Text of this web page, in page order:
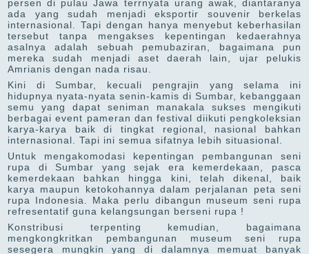
persen di pulau Jawa terrnyata urang awak, diantaranya
ada yang sudah menjadi eksportir souvenir berkelas
internasional. Tapi dengan hanya menyebut keberhasilan
tersebut tanpa mengakses kepentingan kedaerahnya
asalnya adalah sebuah pemubaziran, bagaimana pun
mereka sudah menjadi aset daerah lain, ujar pelukis
Amrianis dengan nada risau.
Kini di Sumbar, kecuali pengrajin yang selama ini
hidupnya nyata-nyata senin-kamis di Sumbar, kebanggaan
semu yang dapat seniman manakala sukses mengikuti
berbagai event pameran dan festival diikuti pengkoleksian
karya-karya baik di tingkat regional, nasional bahkan
internasional. Tapi ini semua sifatnya lebih situasional.
Untuk mengakomodasi kepentingan pembangunan seni
rupa di Sumbar yang sejak era kemerdekaan, pasca
kemerdekaan bahkan hingga kini, telah dikenal, baik
karya maupun ketokohannya dalam perjalanan peta seni
rupa Indonesia. Maka perlu dibangun museum seni rupa
refresentatif guna kelangsungan berseni rupa !
Konstribusi terpenting kemudian, bagaimana
mengkongkritkan pembangunan museum seni rupa
sesegera mungkin yang di dalamnya memuat banyak